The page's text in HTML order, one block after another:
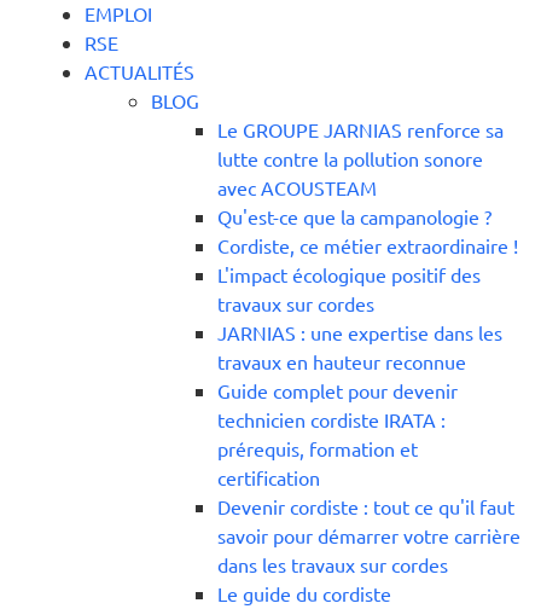
EMPLOI
RSE
ACTUALITÉS
BLOG
Le GROUPE JARNIAS renforce sa
lutte contre la pollution sonore
avec ACOUSTEAM
Qu'est-ce que la campanologie ?
Cordiste, ce métier extraordinaire !
L'impact écologique positif des
travaux sur cordes
JARNIAS : une expertise dans les
travaux en hauteur reconnue
Guide complet pour devenir
technicien cordiste IRATA :
prérequis, formation et
certification
Devenir cordiste : tout ce qu'il faut
savoir pour démarrer votre carrière
dans les travaux sur cordes
Le guide du cordiste